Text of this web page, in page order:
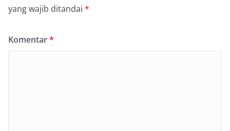
yang wajib ditandai *
Komentar*